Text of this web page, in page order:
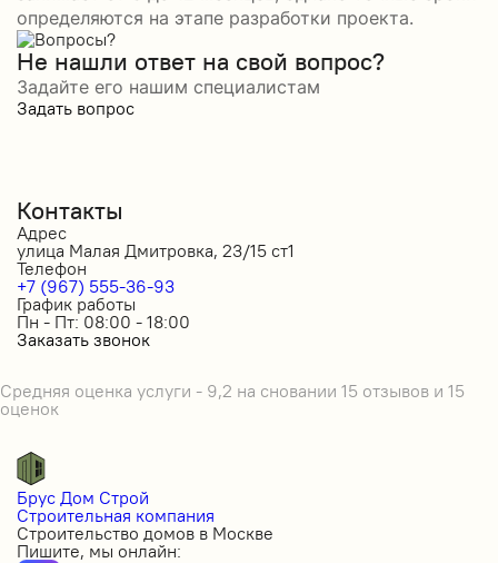
определяются на этапе разработки проекта.
Не нашли ответ на свой вопрос?
Задайте его нашим специалистам
Задать вопрос
Контакты
Адрес
улица Малая Дмитровка, 23/15 ст1
Телефон
+7 (967) 555-36-93
График работы
Пн - Пт: 08:00 - 18:00
Заказать звонок
Средняя оценка услуги - 9,2 на сновании 15 отзывов и 15
оценок
Брус Дом Строй
Строительная компания
Строительство домов в Москве
Пишите, мы онлайн: